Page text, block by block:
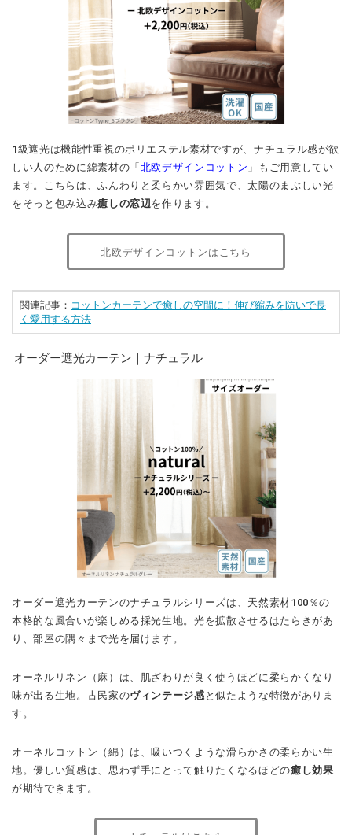
1級遮光は機能性重視のポリエステル素材ですが、ナチュラル感が欲
しい人のために綿素材の「 北欧デザインコットン 」もご用意してい
ます。こちらは、ふんわりと柔らかい雰囲気で、太陽のまぶしい光
をそっと包み込み癒しの窓辺を作ります。
北欧デザインコットンはこちら
関連記事： コットンカーテンで癒しの空間に！伸び縮みを防いで長
く愛用する方法
オーダー遮光カーテン｜ナチュラル
オーダー遮光カーテンのナチュラルシリーズは、天然素材100％の
本格的な風合いが楽しめる採光生地。光を拡散させるはたらきがあ
り、部屋の隅々まで光を届けます。
オーネルリネン（麻）は、肌ざわりが良く使うほどに柔らかくなり
味が出る生地。古民家のヴィンテージ感 と似たような特徴がありま
す。
オーネルコットン（綿）は、吸いつくような滑らかさの柔らかい生
地。優しい質感は、思わず手にとって触りたくなるほどの癒し効果
が期待できます。